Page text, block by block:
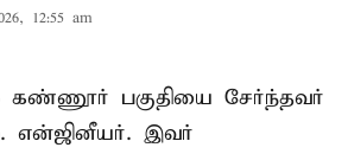
12:55 am
கண்ணூர் பகுதியை சேர்ந்தவர்
என்ஜினீயர். இவர்